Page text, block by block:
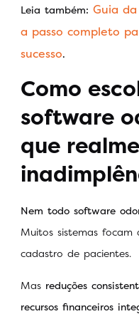
Leia também: Guia
a passo completo
sucesso.
Como
software
que
Nem todo software
Muitos sistemas
cadastro de pacientes.
Mas reduções
recursos financeiros